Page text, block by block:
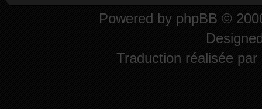
Powered by phpBB ©
Traduction réalisée par